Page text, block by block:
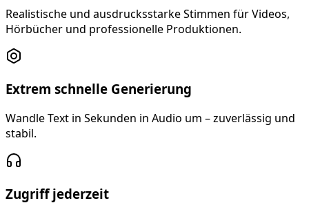
Realistische und ausdrucksstarke Stimmen für Videos,
Hörbücher und professionelle Produktionen.
Extrem schnelle Generierung
Wandle Text in Sekunden in Audio um – zuverlässig und
stabil.
Zugriff jederzeit